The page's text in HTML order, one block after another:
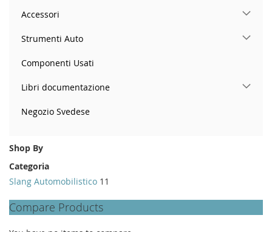
Accessori
Strumenti Auto
Componenti Usati
Libri documentazione
Negozio Svedese
Shop By
Categoria
Slang Automobilistico 11
Compare Products